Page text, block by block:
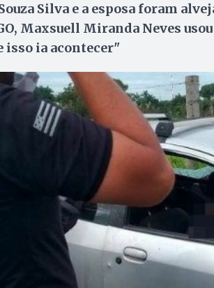
Silva e a esposa foram
Maxsuell Miranda Neves
isso ia acontecer"